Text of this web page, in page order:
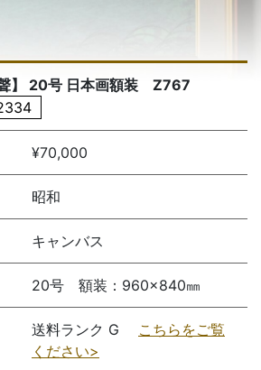
】 20号 日本画額装 Z767
¥70,000
昭和
キャンバス
20号 額装：960×840㎜
送料ランク G こちらをご覧
ください>